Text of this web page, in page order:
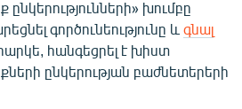
խումբը
գործունեությունը և գնալ
հանգեցրել է խիստ
ընկերության բաժնետերերի